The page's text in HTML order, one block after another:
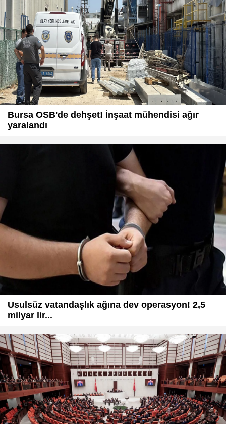
Bursa OSB'de dehşet! İnşaat mühendisi ağır
yaralandı
Usulsüz vatandaşlık ağına dev operasyon! 2,5
milyar lir...